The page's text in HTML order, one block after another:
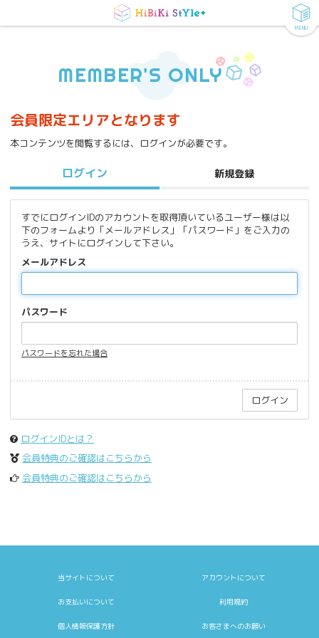
MENU
MEMBER'S ONLY
会員限定エリアとなります
本コンテンツを閲覧するには、ログインが必要です。
ログイン 新規登録
すでにログインIDのアカウントを取得頂いているユーザー様は以
下のフォームより「メールアドレス」「パスワード」をご入力の
うえ、サイトにログインして下さい。
メールアドレス
パスワード
パスワードを忘れた場合
ログインIDとは？
会員特典のご確認はこちらから
会員特典のご確認はこちらから
当サイトについて アカウントについて
お支払いについて 利用規約
個人情報保護方針 お客さまへのお願い